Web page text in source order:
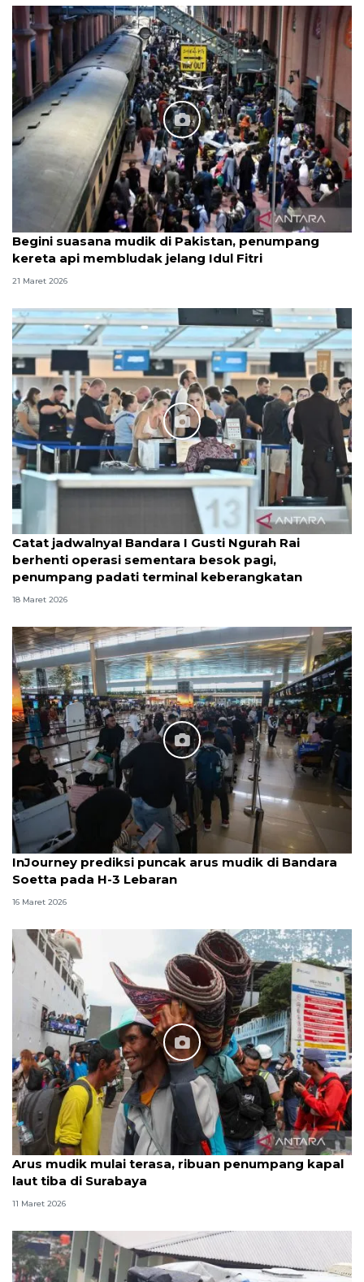
Begini suasana mudik di Pakistan, penumpang
kereta api membludak jelang Idul Fitri
21 Maret 2026
Catat jadwalnya! Bandara I Gusti Ngurah Rai
berhenti operasi sementara besok pagi,
penumpang padati terminal keberangkatan
18 Maret 2026
InJourney prediksi puncak arus mudik di Bandara
Soetta pada H-3 Lebaran
16 Maret 2026
Arus mudik mulai terasa, ribuan penumpang kapal
laut tiba di Surabaya
11 Maret 2026